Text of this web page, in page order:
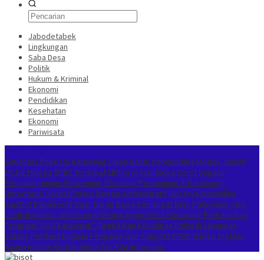
Jabodetabek
Lingkungan
Saba Desa
Politik
Hukum & Kriminal
Ekonomi
Pendidikan
Kesehatan
Ekonomi
Pariwisata
Satlantas Polresta Karawang Sigap Bantu Pengendara Mogok, Derek
Motor Hingga SPBU Terdekat LBH Arya Mandalika Sorot Dugaan
Penyalahgunaan Wewenang Perizinan Perumahan di Karawang,
Berpotensi Sanksi Pidana hingga Administratif LBH Arya Mandalika
Sambut Kapolresta Baru: Harap Bawa Semangat Baru Pelayanan yang
Lebih Humanis Jalin Sinergi Media, Kapolresta Karawang Perkenalkan
Program “GAS Karawang” Tingkatkan Kehadiran Polisi di Lapangan
Sidang Perdana Dugaan Penganiayaan Anggota DPRD Bekasi Digelar,
Kuasa Hukum Korban Minta Tak Ada Intervensi